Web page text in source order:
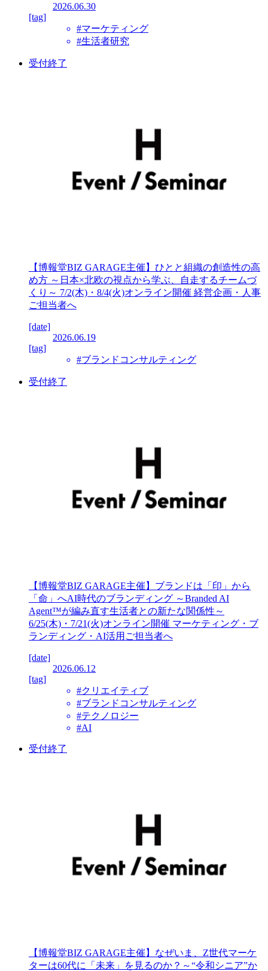
2026.06.30
[tag]
#マーケティング
#生活者研究
受付終了
【博報堂BIZ GARAGE主催】ひとと組織の創造性の高
め方 ～日本×北欧の視点から学ぶ、自走するチームづ
くり～ 7/2(木)・8/4(火)オンライン開催 経営企画・人事
ご担当者へ
[date]
2026.06.19
[tag]
#ブランドコンサルティング
受付終了
【博報堂BIZ GARAGE主催】ブランドは「印」から
「命」へAI時代のブランディング ～Branded AI
Agent™が編み直す生活者との新たな関係性～
6/25(木)・7/21(火)オンライン開催 マーケティング・ブ
ランディング・AI活用ご担当者へ
[date]
2026.06.12
[tag]
#クリエイティブ
#ブランドコンサルティング
#テクノロジー
#AI
受付終了
【博報堂BIZ GARAGE主催】なぜいま、Z世代マーケ
ターは60代に「未来」を見るのか？～“令和シニア”か